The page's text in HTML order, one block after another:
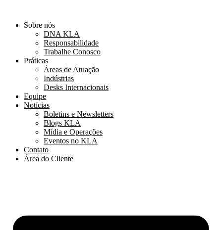
Sobre nós
DNA KLA
Responsabilidade
Trabalhe Conosco
Práticas
Áreas de Atuação
Indústrias
Desks Internacionais
Equipe
Notícias
Boletins e Newsletters
Blogs KLA
Mídia e Operações
Eventos no KLA
Contato
Área do Cliente